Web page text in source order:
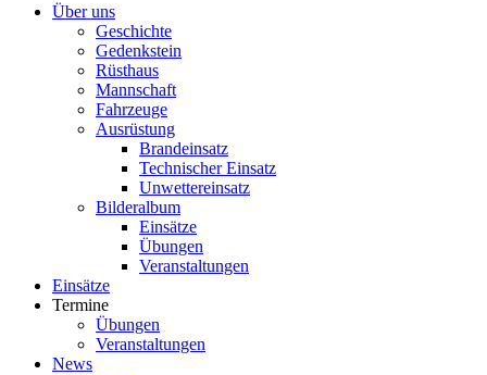
Über uns
Geschichte
Gedenkstein
Rüsthaus
Mannschaft
Fahrzeuge
Ausrüstung
Brandeinsatz
Technischer Einsatz
Unwettereinsatz
Bilderalbum
Einsätze
Übungen
Veranstaltungen
Einsätze
Termine
Übungen
Veranstaltungen
News